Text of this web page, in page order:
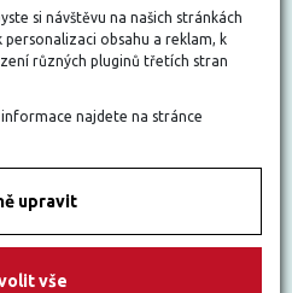
si návštěvu na našich stránkách
obsahu a reklam, k
různých pluginů třetích stran
najdete na stránce
upravit
vše